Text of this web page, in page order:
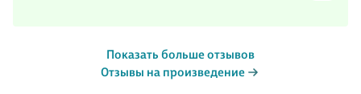
Показать больше отзывов
Отзывы на произведение